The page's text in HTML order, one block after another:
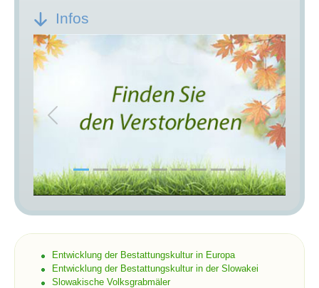
Infos
Previous Next
Entwicklung der Bestattungskultur in Europa
Entwicklung der Bestattungskultur in der Slowakei
Slowakische Volksgrabmäler